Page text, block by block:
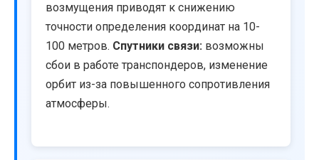
возмущения приводят к снижению
точности определения координат на 10-
100 метров. Спутники связи: возможны
сбои в работе транспондеров, изменение
орбит из-за повышенного сопротивления
атмосферы.